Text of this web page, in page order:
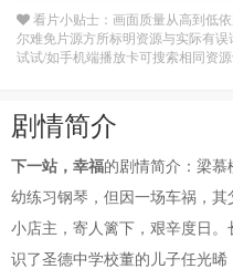
看片小贴士：画面质量从高到低
尔难免片源方所标明资源与实际有
试试/如手机端播放卡可搜索相同资
剧情简介
下一站，幸福的剧情简介：梁慕
幼练习钢琴，但因一场车祸，
小店主，寄人篱下，艰辛度日
识了圣德中学校董的儿子任光晞